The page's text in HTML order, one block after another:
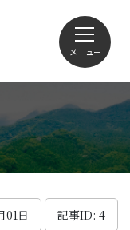
メニュー
01日 記事ID: 4